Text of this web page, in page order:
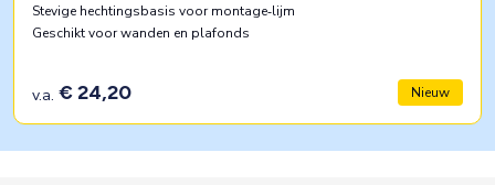
Stevige hechtingsbasis voor montage‑lijm
Geschikt voor wanden en plafonds
Nieuw
v.a. € 24,20